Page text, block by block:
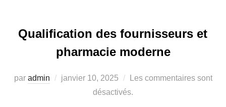
Qualification des fournisseurs et
pharmacie moderne
par admin janvier 10, 2025
Les commentaires sont
désactivés.